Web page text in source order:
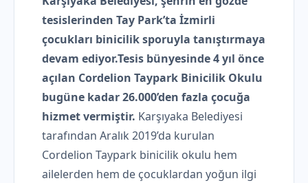
tesislerinden Tay Park’ta İzmirli
çocukları binicilik sporuyla tanıştırmaya
devam ediyor.Tesis bünyesinde 4 yıl önce
açılan Cordelion Taypark Binicilik Okulu
bugüne kadar 26.000’den fazla çocuğa
hizmet vermiştir. Karşıyaka Belediyesi
tarafından Aralık 2019’da kurulan
Cordelion Taypark binicilik okulu hem
ailelerden hem de çocuklardan yoğun ilgi